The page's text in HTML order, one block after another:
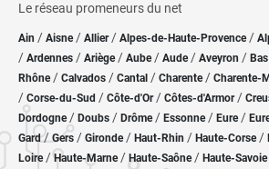
Le réseau promeneurs du net
Ain / Aisne/ Allier/ Alpes-de-Haute-Provence /
/ Ardennes / Ariège/ Aube/ Aude / Aveyron /
Rhône/ Calvados / Cantal / Charente / Charente-
/ Corse-du-Sud / Côte-d'Or / Côtes-d'Armor/
Dordogne/ Doubs / Drôme/ Essonne / Eure/
Gard/Gers / Gironde/ Haut-Rhin / Haute-Corse/
Loire/Haute-Marne/ Haute-Saône/ Haute-Savoie